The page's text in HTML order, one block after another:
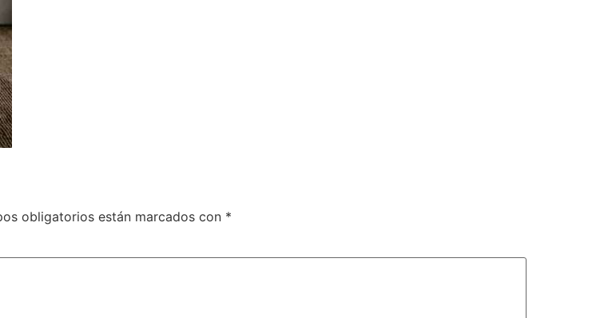
obligatorios están marcados con *